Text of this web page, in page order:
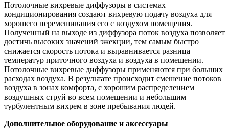
Потолочные вихревые диффузоры в системах
кондиционирования создают вихревую подачу воздуха для
хорошего перемешивания его с воздухом помещения.
Полученный на выходе из диффузора поток воздуха позволяет
достичь высоких значений эжекции, тем самым быстро
снижается скорость потока и выравнивается разница
температур приточного воздуха и воздуха в помещении.
Потолочные вихревые диффузоры применяются при больших
расходах воздуха. В результате происходит смешение потоков
воздуха в зонах комфорта, с хорошим распределением
воздушных струй во всем помещении и небольшим
турбулентным вихрем в зоне пребывания людей.
Дополнительное оборудование и аксессуары